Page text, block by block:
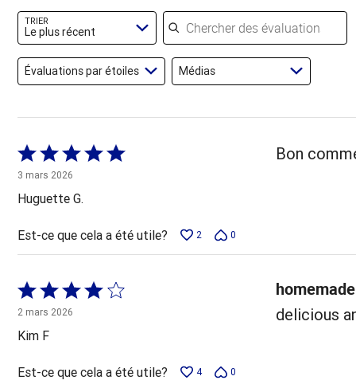
évaluateurs
TRIER
Le plus récent
Chercher des évaluations
Évaluations par étoiles Médias
Coté
5 sur
5
3 mars 2026
Huguette G.
Bon
Est-ce que cela a été utile? 2 0
Coté
4 sur
5
2 mars 2026
Kim F
delicious
Est-ce que cela a été utile? 4 0